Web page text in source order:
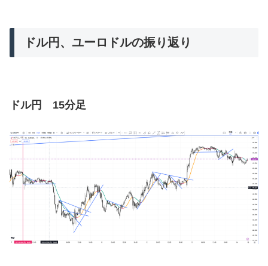
ドル円、ユーロドルの振り返り
ドル円 15分足